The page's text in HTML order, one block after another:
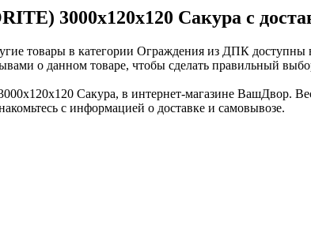
3000х120х120 Сакура с
товары в категории Ограждения из ДПК доступны
о данном товаре, чтобы сделать правильный
Сакура, в интернет-магазине ВашДвор.
с информацией о доставке и самовывозе.